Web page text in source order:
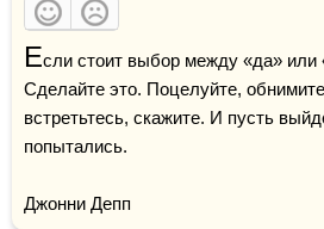
Если стоит выбор между «да» или
Сделайте это. Поцелуйте,
встретьтесь, скажите. И пусть
попытались.
Джонни Депп